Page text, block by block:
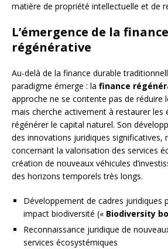
matière de propriété intellectuelle et de
L’émergence de la finance
régénérative
Au-delà de la finance durable
paradigme émerge : la finance
approche ne se contente pas de réduire
mais cherche activement à restaurer les
régénérer le capital naturel. Son
des innovations juridiques significatives,
concernant la valorisation des services
création de nouveaux véhicules
des horizons temporels très longs.
Développement de cadres juridiques
impact biodiversité (« Biodiversity
Reconnaissance juridique de
services écosystémiques